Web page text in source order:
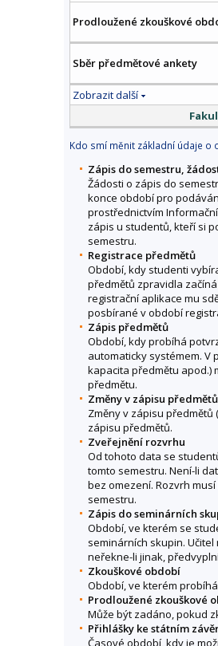
Prodloužené zkouškové
Sběr předmětové ankety
Zobrazit další
Kdo smí měnit základní údaje o
Zápis do semestru,
Žádosti o zápis do
konce období pro
prostřednictvím
zápis u studentů, kteří si
semestru.
Registrace předmětů
Období, kdy studenti
předmětů zpravidla
registrační aplikace mu
posbírané v období
Zápis předmětů
Období, kdy probíhá
automaticky systémem.
kapacita předmětu apod.)
předmětu.
Změny v zápisu předmětů
Změny v zápisu
zápisu předmětů.
Zveřejnění rozvrhu
Od tohoto data se
tomto semestru. Není-li
bez omezení. Rozvrh
semestru.
Zápis do seminárních
Období, ve kterém se
seminárních skupin.
neřekne-li jinak,
Zkouškové období
Období, ve kterém
Prodloužené zkouškové
Může být zadáno, pokud
Přihlášky ke státním
Časové období, kdy je